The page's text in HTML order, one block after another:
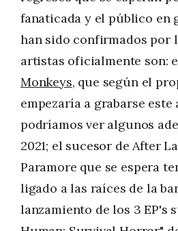
fanaticada y el público en
han sido confirmados por
artistas oficialmente son:
Monkeys, que según el
empezaría a grabarse este
podríamos ver algunos
2021; el sucesor de After
Paramore que se espera
ligado a las raíces de la
lanzamiento de los 3 EP's